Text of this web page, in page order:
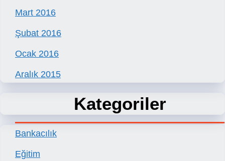
Mart 2016
Şubat 2016
Ocak 2016
Aralık 2015
Kategoriler
Bankacılık
Eğitim